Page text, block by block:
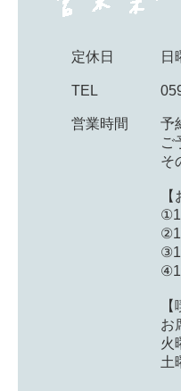
定休日 日
TEL
営業時間
予
ご
そ
【
お
火
土